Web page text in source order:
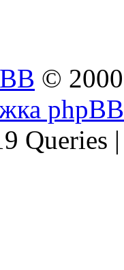
©
phpBB
Queries